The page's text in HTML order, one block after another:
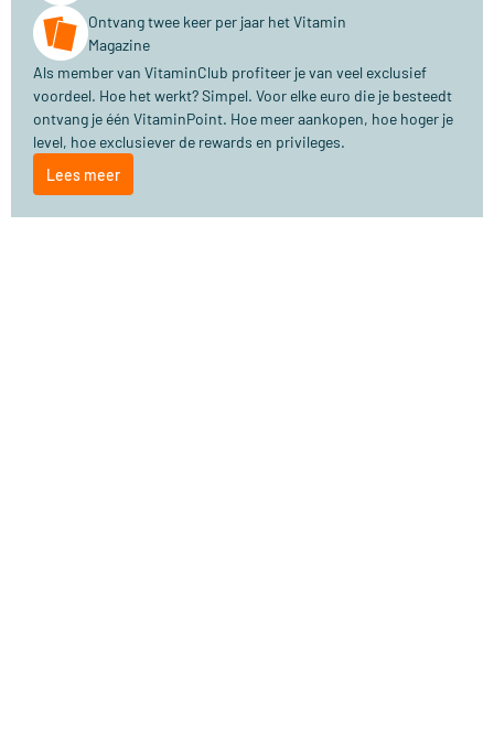
Ontvang twee keer per jaar het Vitamin
Magazine
Als member van VitaminClub profiteer je van veel exclusief
voordeel. Hoe het werkt? Simpel. Voor elke euro die je besteedt
ontvang je één VitaminPoint. Hoe meer aankopen, hoe hoger je
level, hoe exclusiever de rewards en privileges.
Lees meer